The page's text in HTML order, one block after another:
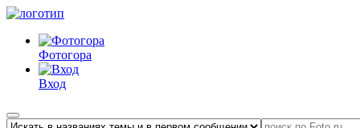
Фотогора
Вход